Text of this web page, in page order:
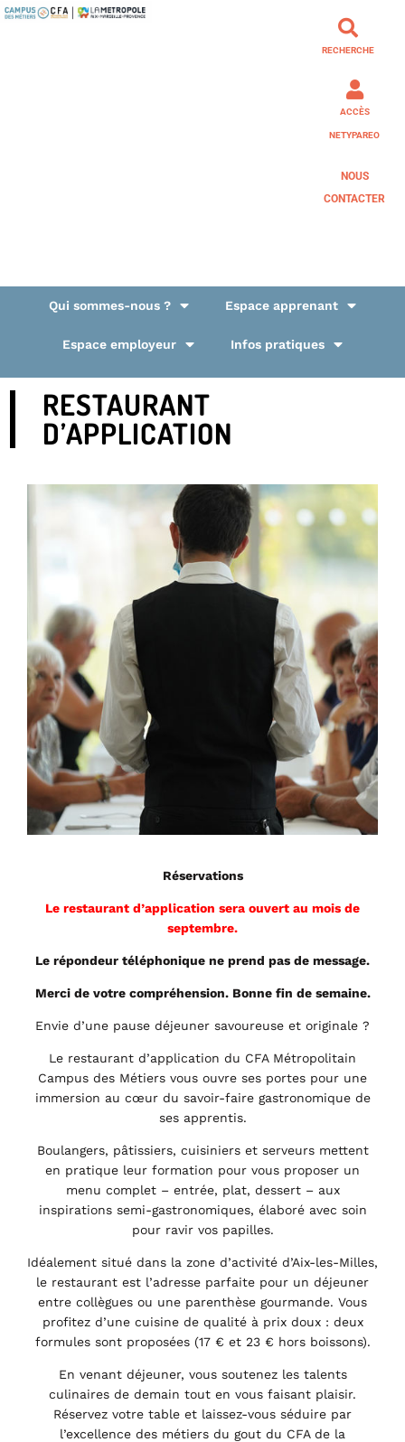
RECHERCHE
ACCÈS
NETYPAREO
NOUS
CONTACTER
Qui sommes-nous ? Espace apprenant
Espace employeur Infos pratiques
RESTAURANT
D’APPLICATION
Réservations
Le restaurant d’application sera ouvert au mois de
septembre.
Le répondeur téléphonique ne prend pas de message.
Merci de votre compréhension. Bonne fin de semaine.
Envie d’une pause déjeuner savoureuse et originale ?
Le restaurant d’application du CFA Métropolitain
Campus des Métiers vous ouvre ses portes pour une
immersion au cœur du savoir-faire gastronomique de
ses apprentis.
Boulangers, pâtissiers, cuisiniers et serveurs mettent
en pratique leur formation pour vous proposer un
menu complet – entrée, plat, dessert – aux
inspirations semi-gastronomiques, élaboré avec soin
pour ravir vos papilles.
Idéalement situé dans la zone d’activité d’Aix-les-Milles,
le restaurant est l’adresse parfaite pour un déjeuner
entre collègues ou une parenthèse gourmande. Vous
profitez d’une cuisine de qualité à prix doux : deux
formules sont proposées (17 € et 23 € hors boissons).
En venant déjeuner, vous soutenez les talents
culinaires de demain tout en vous faisant plaisir.
Réservez votre table et laissez-vous séduire par
l’excellence des métiers du gout du CFA de la